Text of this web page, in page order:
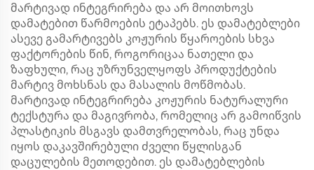
მარტივად ინტეგრირება და არ მოითხოვს
დამატებით წარმოების ეტაპებს. ეს დამატებლები
ასევე გამარტივებს კოჟურის წყაროების სხვა
ფაქტორების წინ, როგორიცაა ნათელი და
ზაფხული, რაც უზრუნველყოფს პროდუქტების
მარტივ მოხსნას და მასალის მოწმობას.
მარტივად ინტეგრირება კოჟურის ნატურალური
ტექსტურა და მაგივრობა, რომელიც არ გამოიწვის
პლასტიკის მსგავს დამთვრელობას, რაც უნდა
იყოს დაკავშირებული ძველი წყლისგან
დაცულების მეთოდებით. ეს დამატებლების